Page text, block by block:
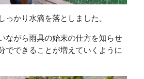
っかり水滴を落としました。
ながら雨具の始末の仕方を知らせ
でできることが増えていくように